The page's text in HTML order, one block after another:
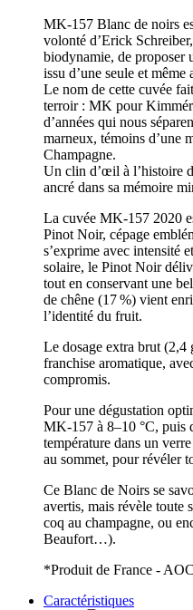
MK-157 Blanc de noirs
volonté d’Erick
biodynamie, de proposer
issu d’une seule et même
Le nom de cette cuvée
terroir : MK pour
d’années qui nous
marneux, témoins d’une
Champagne.
Un clin d’œil à l’histoire
ancré dans sa mémoire
La cuvée MK-157 2020
Pinot Noir, cépage
s’exprime avec intensité
solaire, le Pinot Noir
tout en conservant une
de chêne (17 %) vient
l’identité du fruit.
Le dosage extra brut
franchise aromatique,
compromis.
Pour une dégustation
MK-157 à 8–10 °C, puis
température dans un
au sommet, pour révéler
Ce Blanc de Noirs se
avertis, mais révèle toute
coq au champagne, ou
Beaufort…).
*Produit de France -
Caractéristiques